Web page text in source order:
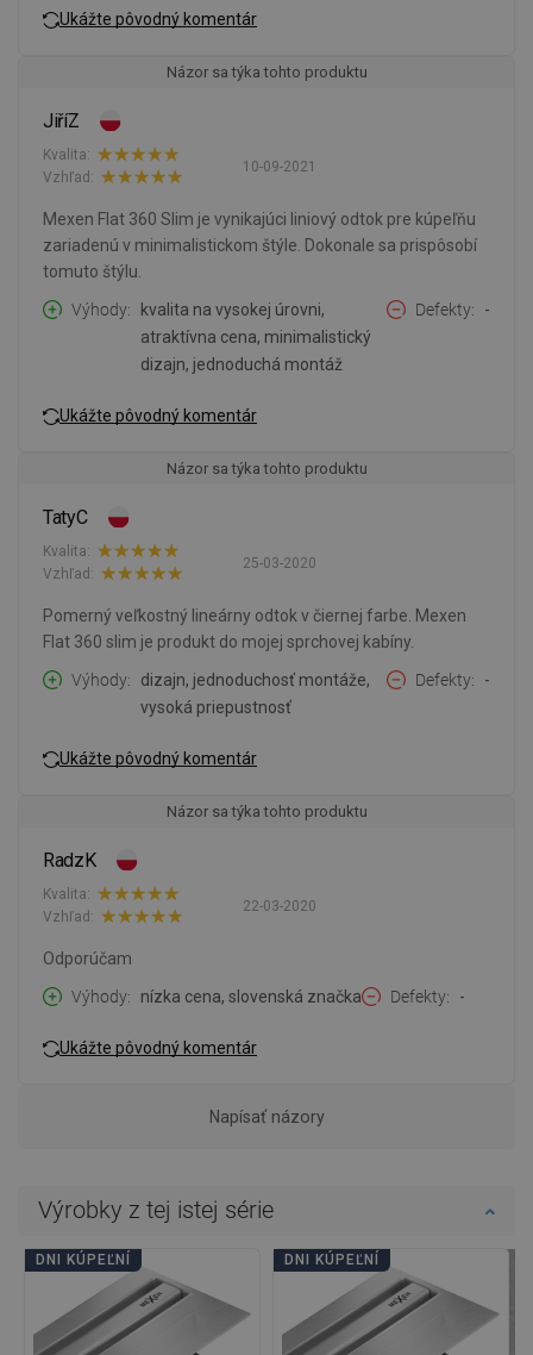
Ukážte pôvodný komentár
Názor sa týka tohto produktu
JiříZ
10-09-2021
Kvalita:
Vzhľad:
Mexen Flat 360 Slim je vynikajúci liniový odtok pre kúpeľňu
zariadenú v minimalistickom štýle. Dokonale sa prispôsobí
tomuto štýlu.
Výhody
kvalita na vysokej úrovni,
atraktívna cena, minimalistický
dizajn, jednoduchá montáž
Defekty -
Ukážte pôvodný komentár
Názor sa týka tohto produktu
TatyC
25-03-2020
Kvalita:
Vzhľad:
Pomerný veľkostný lineárny odtok v čiernej farbe. Mexen
Flat 360 slim je produkt do mojej sprchovej kabíny.
Výhody
dizajn, jednoduchosť montáže,
vysoká priepustnosť
Defekty -
Ukážte pôvodný komentár
Názor sa týka tohto produktu
RadzK
22-03-2020
Kvalita:
Vzhľad:
Odporúčam
Výhody
nízka cena, slovenská značka Defekty -
Ukážte pôvodný komentár
Napísať názory
Výrobky z tej istej série
DNI KÚPEĽNÍ DNI KÚPEĽNÍ